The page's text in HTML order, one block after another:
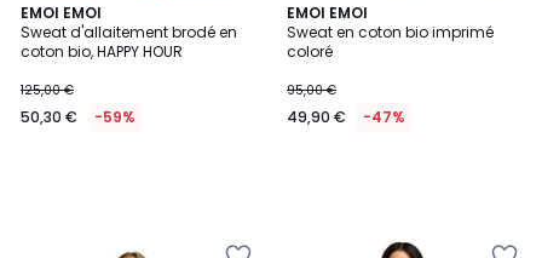
EMOI EMOI
Sweat d'allaitement brodé en
coton bio, HAPPY HOUR
125,00 €
50,30 € -59%
EMOI EMOI
Sweat en coton bio imprimé
coloré
95,00 €
49,90 € -47%